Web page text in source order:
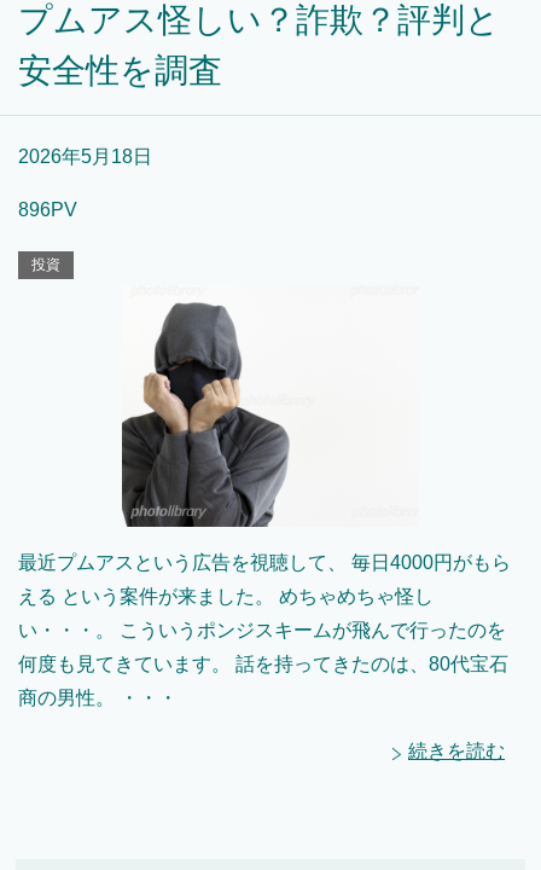
プムアス怪しい？詐欺？評判と
安全性を調査
2026年5月18日
896PV
投資
最近プムアスという広告を視聴して、 毎日4000円がもら
える という案件が来ました。 めちゃめちゃ怪し
い・・・。 こういうポンジスキームが飛んで行ったのを
何度も見てきています。 話を持ってきたのは、80代宝石
商の男性。 ・・・
続きを読む